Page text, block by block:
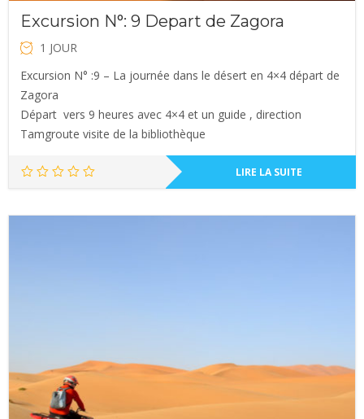
Excursion N°: 9 Depart de Zagora
1 JOUR
Excursion N° :9 – La journée dans le désert en 4×4 départ de
Zagora
Départ vers 9 heures avec 4×4 et un guide , direction
Tamgroute visite de la bibliothèque
LIRE LA SUITE